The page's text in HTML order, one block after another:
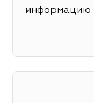
информацию.